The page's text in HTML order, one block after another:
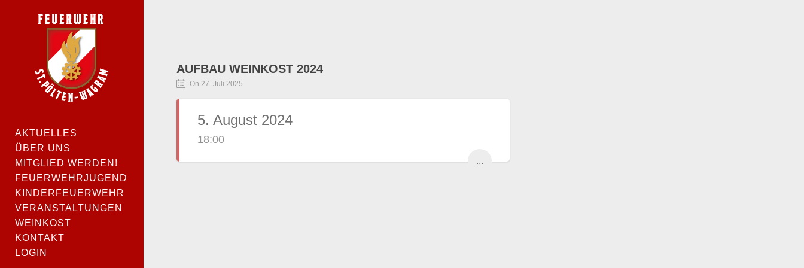
AKTUELLES
ÜBER UNS
MITGLIED WERDEN!
FEUERWEHRJUGEND
KINDERFEUERWEHR
VERANSTALTUNGEN
WEINKOST
KONTAKT
LOGIN
AUFBAU WEINKOST 2024
On 27. Juli 2025
5. August 2024
18:00
...